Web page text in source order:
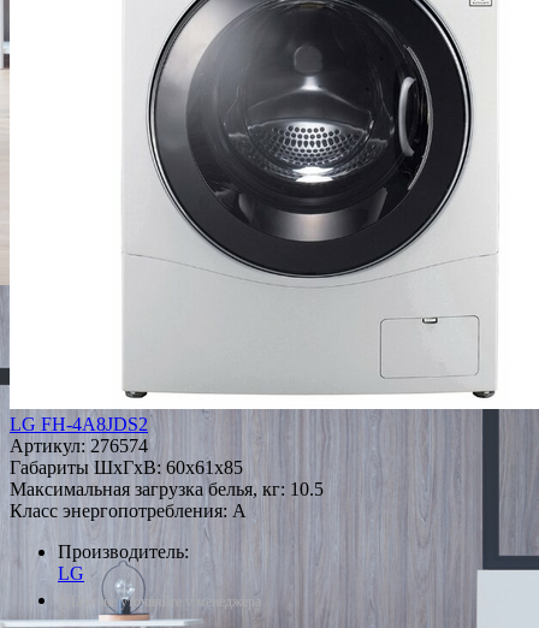
LG FH-4A8JDS2
Артикул: 276574
Габариты ШxГxВ: 60x61x85
Максимальная загрузка белья, кг: 10.5
Класс энергопотребления: A
Производитель:
LG
*Наличие уточняйте у менеджера